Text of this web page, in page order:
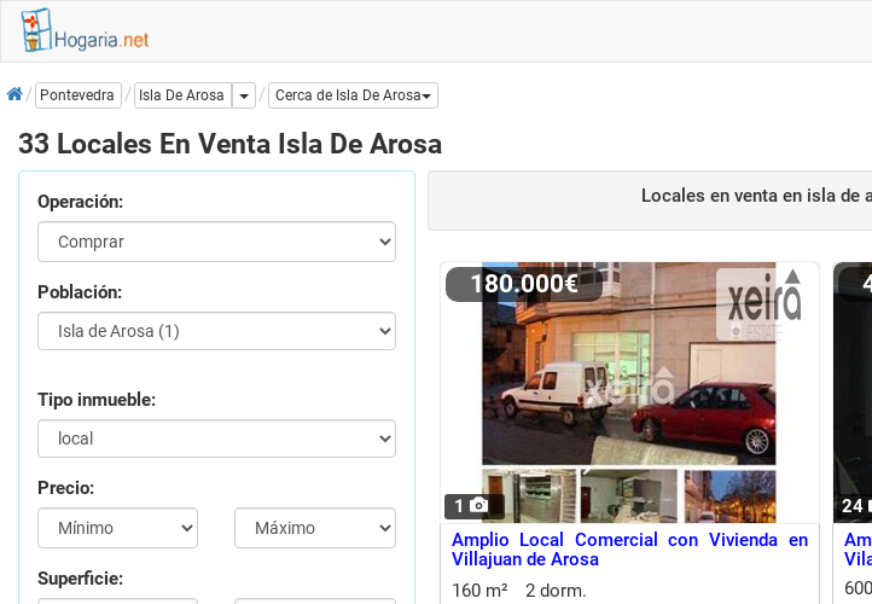
InicioPontevedra Isla De Arosa Dropdown
Cerca de Isla De Arosa
33 Locales En Venta Isla De Arosa
Operación:
Población:
Tipo inmueble:
Precio:
Superficie:
Locales en ventaen isla de
1
180.000€
Amplio Local Comercial con Vivienda en
Villajuan de Arosa
160 m²
2 dorm.
24